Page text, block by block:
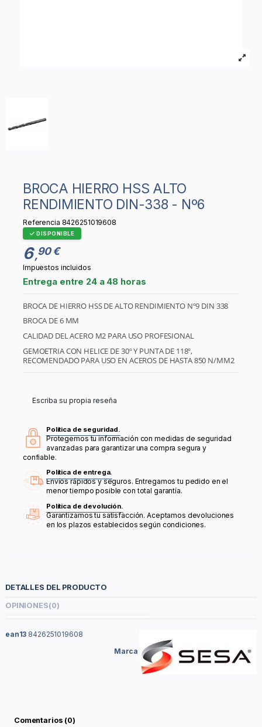
BROCA HIERRO HSS ALTO
RENDIMIENTO DIN-338 - Nº6
Referencia 8426251019608
DISPONIBLE
6,90 €
Impuestos incluidos
Entrega entre 24 a 48 horas
BROCA DE HIERRO HSS DE ALTO RENDIMIENTO Nº9 DIN 338
BROCA DE 6 MM
CALIDAD DEL ACERO M2 PARA USO PROFESIONAL
GEMOETRIA CON HELICE DE 30º Y PUNTA DE 118º,
RECOMENDADO PARA USO EN ACEROS DE HASTA 850 N/MM2
Escriba su propia reseña
Política de seguridad.
Protegemos tu información con medidas de seguridad
avanzadas para garantizar una compra segura y
confiable.
Política de entrega.
Envíos rápidos y seguros. Entregamos tu pedido en el
menor tiempo posible con total garantía.
Política de devolución.
Garantizamos tu satisfacción. Aceptamos devoluciones
en los plazos establecidos según condiciones.
DETALLES DEL PRODUCTO
OPINIONES(0)
Marca
ean13 8426251019608
Comentarios (0)